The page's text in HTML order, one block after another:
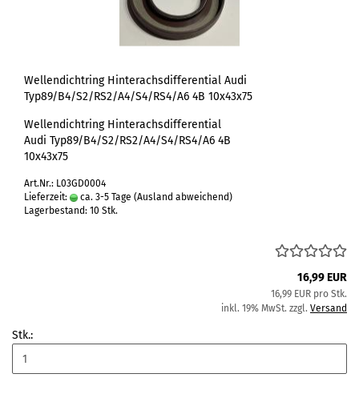
Wellendichtring Hinterachsdifferential Audi
Typ89/B4/S2/RS2/A4/S4/RS4/A6 4B 10x43x75
Wellendichtring Hinterachsdifferential
Audi Typ89/B4/S2/RS2/A4/S4/RS4/A6 4B
10x43x75
Art.Nr.: L03GD0004
Lieferzeit:
ca. 3-5 Tage (Ausland abweichend)
Lagerbestand: 10 Stk.
16,99 EUR
16,99 EUR pro Stk.
inkl. 19% MwSt. zzgl. Versand
Stk.: